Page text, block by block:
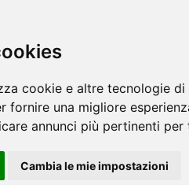
cookie e altre tecnologie
fornire una migliore
annunci più pertinenti per
Cambia le mie impostazioni